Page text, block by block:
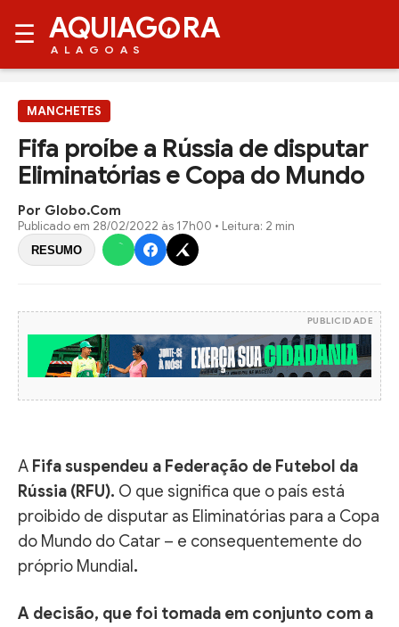
☰ AQUIAG RA
ALAGOAS
MANCHETES
Fifa proíbe a Rússia de disputar
Eliminatórias e Copa do Mundo
Por Globo.com
Publicado em 28/02/2022 às 17h00 • Leitura: 2 min
RESUMO
PUBLICIDADE
A Fifa suspendeu a Federação de Futebol da
Rússia (RFU). O que significa que o país está
proibido de disputar as Eliminatórias para a Copa
do Mundo do Catar – e consequentemente do
próprio Mundial .
A decisão, que foi tomada em conjunto com a